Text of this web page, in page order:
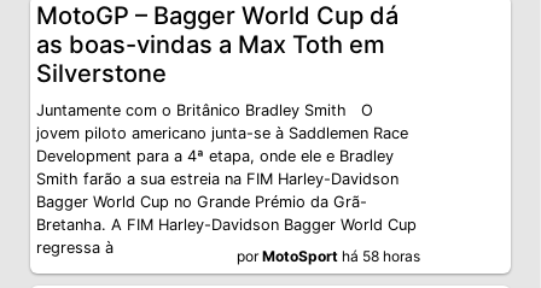
MotoGP – Bagger World Cup dá
as boas-vindas a Max Toth em
Silverstone
Juntamente com o Britânico Bradley Smith O
jovem piloto americano junta-se à Saddlemen Race
Development para a 4ª etapa, onde ele e Bradley
Smith farão a sua estreia na FIM Harley-Davidson
Bagger World Cup no Grande Prémio da Grã-
Bretanha. A FIM Harley-Davidson Bagger World Cup
regressa à
porMotoSport há 58 horas